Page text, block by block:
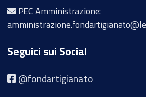
PEC Amministrazione:
Seguici sui Social
@fondartigianato